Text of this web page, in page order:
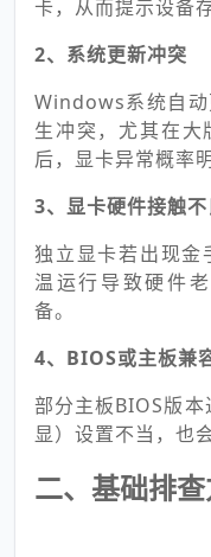
卡，从而提示设备
2、系统更新冲突
Windows系统自动
生冲突，尤其在大
后，显卡异常概率
3、显卡硬件接触
独立显卡若出现金
温运行导致硬件
备。
4、BIOS或主板兼
部分主板BIOS版
显）设置不当，也
二、基础排